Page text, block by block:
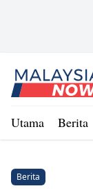
Home
Utama Berita
Berita